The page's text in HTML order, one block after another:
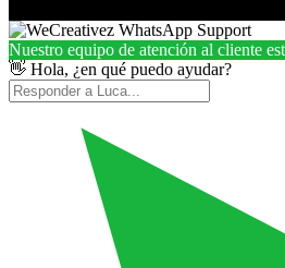
Nuestro equipo de atención al cliente
👋 Hola, ¿en qué puedo ayudar?